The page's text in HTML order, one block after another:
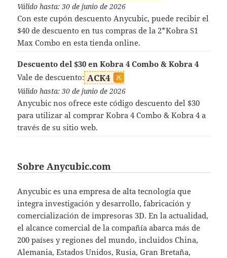
Válido hasta: 30 de junio de 2026
Con este cupón descuento Anycubic, puede recibir el
$40 de descuento en tus compras de la 2*Kobra S1
Max Combo en esta tienda online.
Descuento del $30 en Kobra 4 Combo & Kobra 4
Vale de descuento: ACK4
Válido hasta: 30 de junio de 2026
Anycubic nos ofrece este código descuento del $30
para utilizar al comprar Kobra 4 Combo & Kobra 4 a
través de su sitio web.
Sobre Anycubic.com
Anycubic es una empresa de alta tecnología que
integra investigación y desarrollo, fabricación y
comercialización de impresoras 3D. En la actualidad,
el alcance comercial de la compañía abarca más de
200 países y regiones del mundo, incluidos China,
Alemania, Estados Unidos, Rusia, Gran Bretaña,